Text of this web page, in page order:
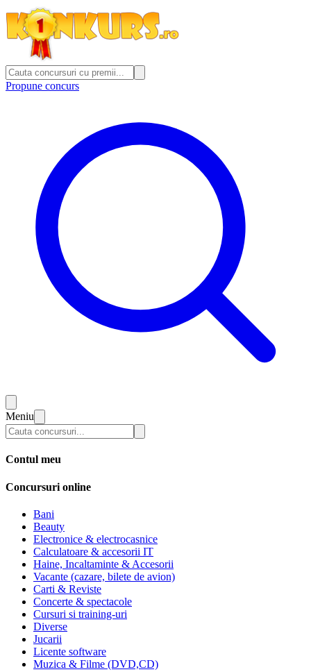
Propune concurs
Meniu
Contul meu
Concursuri online
Bani
Beauty
Electronice & electrocasnice
Calculatoare & accesorii IT
Haine, Incaltaminte & Accesorii
Vacante (cazare, bilete de avion)
Carti & Reviste
Concerte & spectacole
Cursuri si training-uri
Diverse
Jucarii
Licente software
Muzica & Filme (DVD,CD)